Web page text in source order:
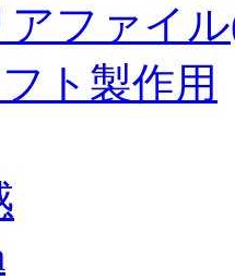
アファイ
ト製作用